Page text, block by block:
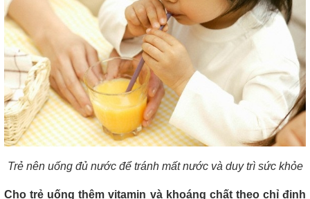
Trẻ nên uống đủ nước để tránh mất nước và duy trì sức khỏe
Cho trẻ uống thêm vitamin và khoáng chất theo chỉ định